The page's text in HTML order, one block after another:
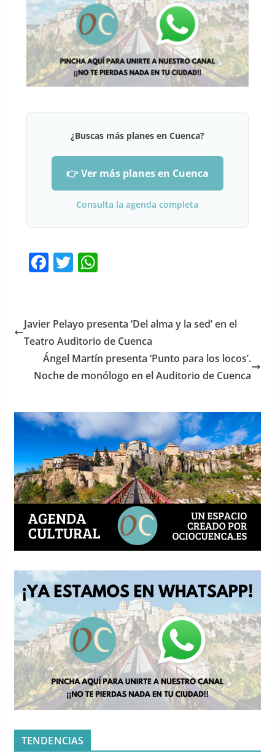
¿Buscas más planes en Cuenca?
👉 Ver más planes en Cuenca
Consulta la agenda completa
F
e
b
o
o
T
er
W
s
A
p
p
Javier Pelayo presenta ‘Del alma y la sed’ en el
Teatro Auditorio de Cuenca
Ángel Martín presenta ‘Punto para los locos’.
Noche de monólogo en el Auditorio de Cuenca
TENDENCIAS